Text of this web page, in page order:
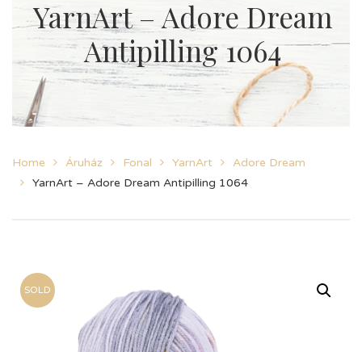
YarnArt – Adore Dream
Antipilling 1064
Home Áruház Fonal YarnArt
Adore Dream
YarnArt – Adore Dream Antipilling 1064
SOLD